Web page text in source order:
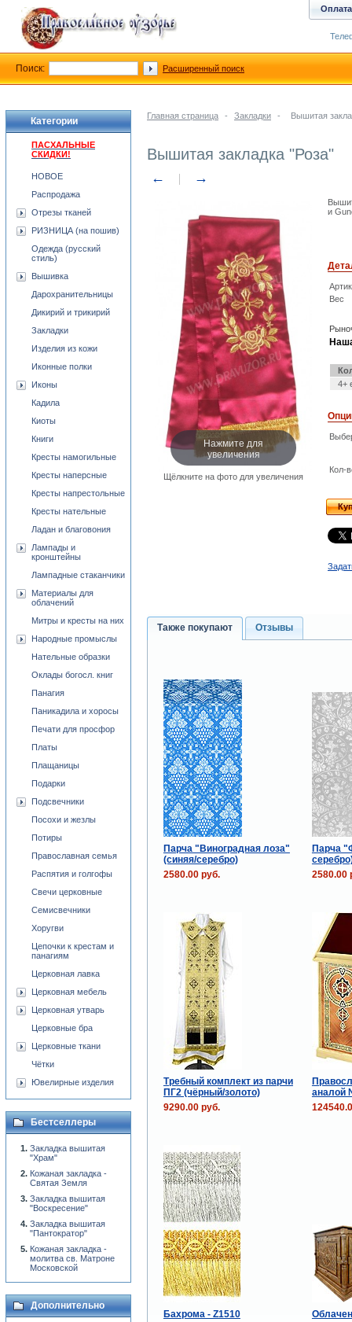
Главная страница - Закладки - Вышитая
Вышитая закладка "Роза"
← →
Нажмите для
увеличения
Щёлкните на фото для увеличения
и
Вес
4+
Кол-
Также покупают Отзывы
Парча "Виноградная лоза"
(синяя/серебро)
Парча
2580.00 руб.
2580.00
Требный комплект из парчи
ПГ2 (чёрный/золото)
аналой
9290.00 руб.
Бахрома - Z1510
Категории
ПАСХАЛЬНЫЕ
СКИДКИ!
НОВОЕ
Распродажа
Отрезы тканей
РИЗНИЦА (на пошив)
Одежда (русский
стиль)
Вышивка
Дарохранительницы
Дикирий и трикирий
Закладки
Изделия из кожи
Иконные полки
Иконы
Кадила
Киоты
Книги
Кресты намогильные
Кресты наперсные
Кресты напрестольные
Кресты нательные
Ладан и благовония
Лампады и
кронштейны
Лампадные стаканчики
Материалы для
облачений
Митры и кресты на них
Народные промыслы
Нательные образки
Оклады богосл. книг
Панагия
Паникадила и хоросы
Печати для просфор
Платы
Плащаницы
Подарки
Подсвечники
Посохи и жезлы
Потиры
Православная семья
Распятия и голгофы
Свечи церковные
Семисвечники
Хоругви
Цепочки к крестам и
панагиям
Церковная лавка
Церковная мебель
Церковная утварь
Церковные бра
Церковные ткани
Чётки
Ювелирные изделия
Бестселлеры
Закладка вышитая
"Храм"
Кожаная закладка -
Святая Земля
Закладка вышитая
"Воскресение"
Закладка вышитая
"Пантократор"
Кожаная закладка -
молитва св. Матроне
Московской
Дополнительно
Оплата
Поиск: Расширенный поиск